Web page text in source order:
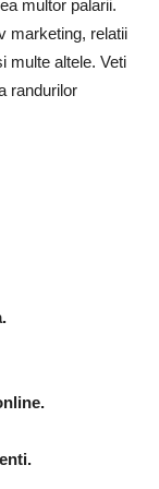
multor palarii.
marketing, relatii
multe altele. Veti
randurilor